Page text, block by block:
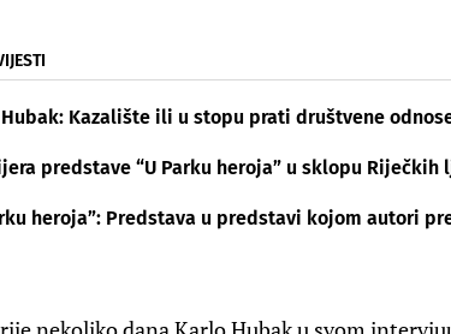
Kazalište ili u stopu prati društvene
predstave “U Parku heroja” u sklopu Riječkih
heroja”: Predstava u predstavi kojom autori